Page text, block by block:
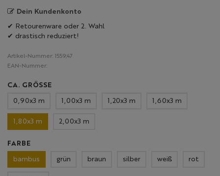
Dein Kundenkonto
✔ Retourenware oder 2. Wahl
✔ drastisch reduziert!
Artikel-Nummer: 1559;47
EAN-Nummer:
CA. GRÖSSE
0,90x3 m 1,00x3 m 1,20x3 m 1,60x3 m
1,80x3 m 2,00x3 m
FARBE
bambus grün braun silber weiß rot